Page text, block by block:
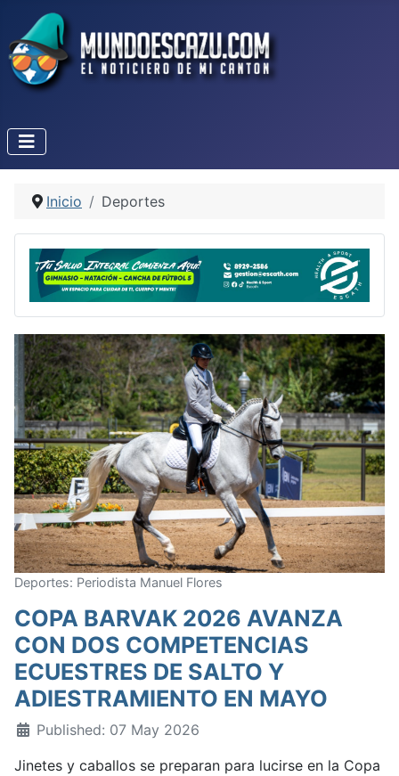
Inicio Deportes
Deportes: Periodista Manuel Flores
COPA BARVAK 2026 AVANZA
CON DOS COMPETENCIAS
ECUESTRES DE SALTO Y
ADIESTRAMIENTO EN MAYO
Published: 07 May 2026
Jinetes y caballos se preparan para lucirse en la Copa